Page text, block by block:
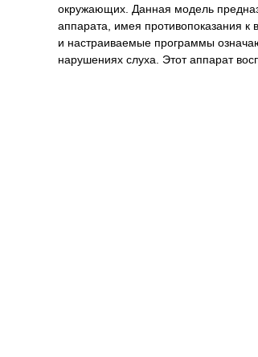
окружающих. Данная модель
аппарата, имея противопоказания
и настраиваемые программы
нарушениях слуха. Этот аппарат